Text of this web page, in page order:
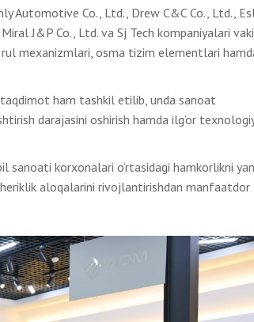
Automotive Co., Ltd., Drew C&C Co., Ltd.,
J&P Co., Ltd. va Sj Tech kompaniyalari
mexanizmlari, osma tizim elementlari
taqdimot ham tashkil etilib, unda sanoat
darajasini oshirish hamda ilg‘or
sanoati korxonalari o‘rtasidagi hamkorlikni
aloqalarini rivojlantirishdan manfaatdor